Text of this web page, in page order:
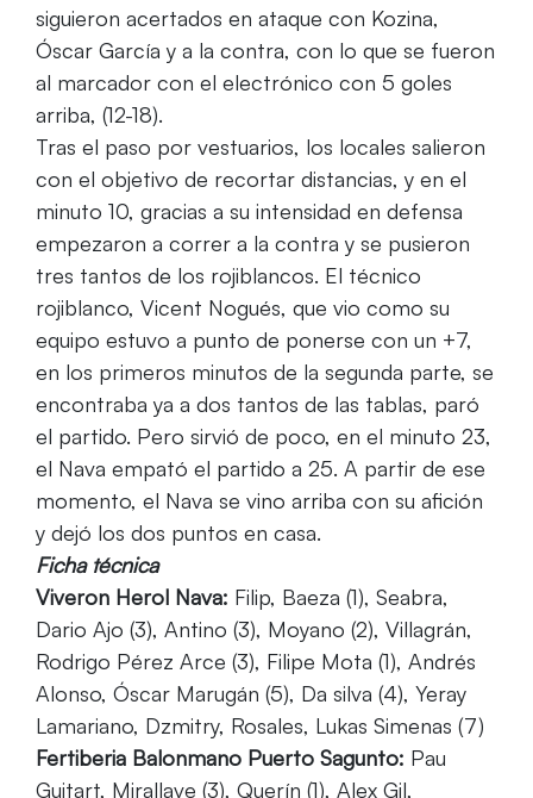
siguieron acertados en ataque con Kozina,
Óscar García y a la contra, con lo que se fueron
al marcador con el electrónico con 5 goles
arriba, (12-18).
Tras el paso por vestuarios, los locales salieron
con el objetivo de recortar distancias, y en el
minuto 10, gracias a su intensidad en defensa
empezaron a correr a la contra y se pusieron
tres tantos de los rojiblancos. El técnico
rojiblanco, Vicent Nogués, que vio como su
equipo estuvo a punto de ponerse con un +7,
en los primeros minutos de la segunda parte, se
encontraba ya a dos tantos de las tablas, paró
el partido. Pero sirvió de poco, en el minuto 23,
el Nava empató el partido a 25. A partir de ese
momento, el Nava se vino arriba con su afición
y dejó los dos puntos en casa.
Ficha técnica
Viveron Herol Nava: Filip, Baeza (1), Seabra,
Dario Ajo (3), Antino (3), Moyano (2), Villagrán,
Rodrigo Pérez Arce (3), Filipe Mota (1), Andrés
Alonso, Óscar Marugán (5), Da silva (4), Yeray
Lamariano, Dzmitry, Rosales, Lukas Simenas (7)
Fertiberia Balonmano Puerto Sagunto: Pau
Guitart, Mirallave (3), Querín (1), Alex Gil,